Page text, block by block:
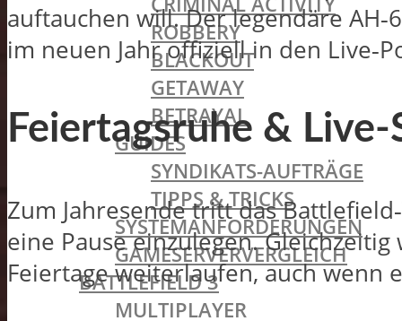
ROBBERY
BLACKOUT
GETAWAY
BETRAYAL
GUIDES
SYNDIKATS-AUFTRÄGE
TIPPS & TRICKS
SYSTEMANFORDERUNGEN
GAMESERVERVERGLEICH
BATTLEFIELD 3
MULTIPLAYER
auftauchen will. Der legendäre
im neuen Jahr offiziell in den
Feiertagsruhe & Live-
Zum Jahresende tritt das
eine Pause einzulegen.
Feiertage weiterlaufen, auch